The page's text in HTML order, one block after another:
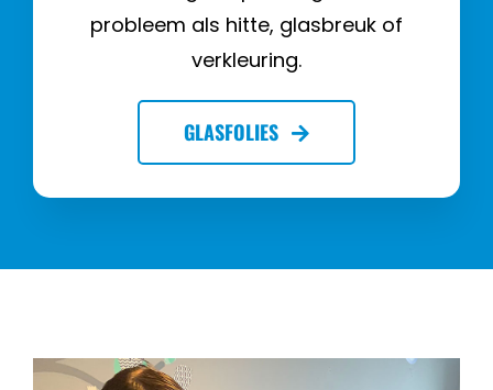
probleem als hitte, glasbreuk of
verkleuring.
GLASFOLIES